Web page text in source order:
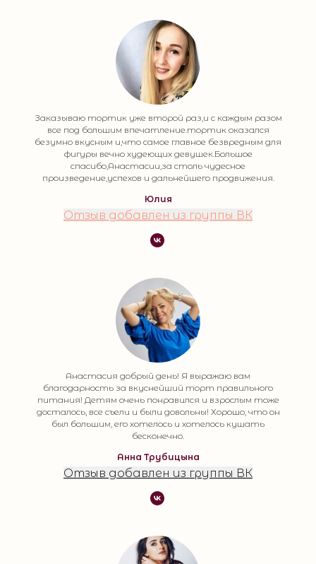
Заказываю тортик уже второй раз,и с каждым разом
все под большим впечатление.тортик оказался
безумно вкусным и,что самое главное безвредным для
фигуры вечно худеющих девушек.Большое
спасибо,Анастасии,за столь чудесное
произведение,успехов и дальнейшего продвижения.
Юлия
Отзыв добавлен из группы ВК
Анастасия добрый день! Я выражаю вам
благодарность за вкуснейший торт правильного
питания! Детям очень понравился и взрослым тоже
досталось, все съели и были довольны! Хорошо, что он
был большим, его хотелось и хотелось кушать
бесконечно.
Анна Трубицына
Отзыв добавлен из группы ВК